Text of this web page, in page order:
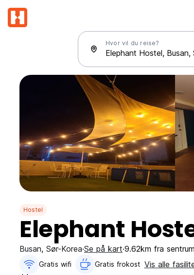
Hvor vil du reise?
Hostel
Elephant
Busan, Sør-Korea Se på kart 9.62km fra sentrum
Gratis wifi‎ Gratis frokost‎ Vis alle